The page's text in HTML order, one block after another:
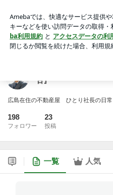
アプリをダウンロードして ブログ
ょう。
日』
広島在住の不動産屋 ひとり社長の日
198
フォロワー
23
投稿
一覧 人気